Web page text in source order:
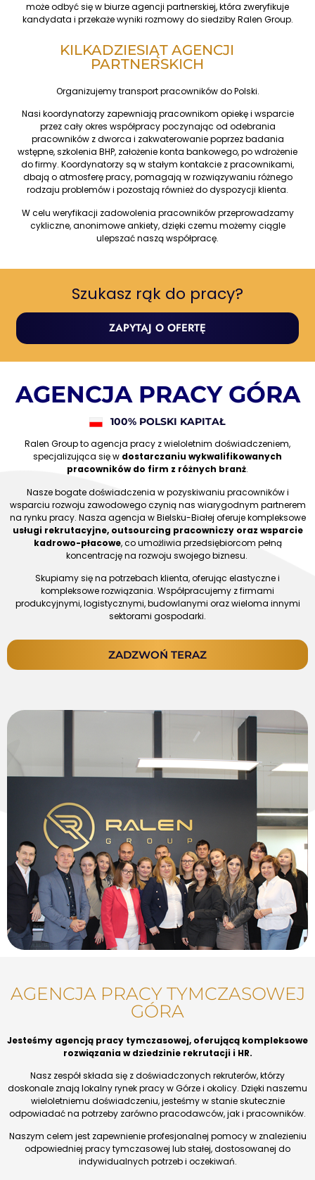
może odbyć się w biurze agencji partnerskiej, która zweryfikuje
kandydata i przekaże wyniki rozmowy do siedziby Ralen Group.
KILKADZIESIĄT AGENCJI
PARTNERSKICH
Organizujemy transport pracowników do Polski.
Nasi koordynatorzy zapewniają pracownikom opiekę i wsparcie
przez cały okres współpracy poczynając od odebrania
pracowników z dworca i zakwaterowanie poprzez badania
wstępne, szkolenia BHP, założenie konta bankowego, po wdrożenie
do firmy. Koordynatorzy są w stałym kontakcie z pracownikami,
dbają o atmosferę pracy, pomagają w rozwiązywaniu różnego
rodzaju problemów i pozostają również do dyspozycji klienta.
W celu weryfikacji zadowolenia pracowników przeprowadzamy
cykliczne, anonimowe ankiety, dzięki czemu możemy ciągle
ulepszać naszą współpracę.
Szukasz rąk do pracy?
ZAPYTAJ O OFERTĘ
AGENCJA PRACY GÓRA
100% POLSKI KAPITAŁ
Ralen Group to agencja pracy z wieloletnim doświadczeniem,
specjalizująca się w dostarczaniu wykwalifikowanych
pracowników do firm z różnych branż.
Nasze bogate doświadczenia w pozyskiwaniu pracowników i
wsparciu rozwoju zawodowego czynią nas wiarygodnym partnerem
na rynku pracy. Nasza agencja w Bielsku-Białej oferuje kompleksowe
usługi rekrutacyjne, outsourcing pracowniczy oraz wsparcie
kadrowo-płacowe, co umożliwia przedsiębiorcom pełną
koncentrację na rozwoju swojego biznesu.
Skupiamy się na potrzebach klienta, oferując elastyczne i
kompleksowe rozwiązania. Współpracujemy z firmami
produkcyjnymi, logistycznymi, budowlanymi oraz wieloma innymi
sektorami gospodarki.
ZADZWOŃ TERAZ
AGENCJA PRACY TYMCZASOWEJ
GÓRA
Jesteśmy agencją pracy tymczasowej, oferującą kompleksowe
rozwiązania w dziedzinie rekrutacji i HR.
Nasz zespół składa się z doświadczonych rekruterów, którzy
doskonale znają lokalny rynek pracy w Górze i okolicy. Dzięki naszemu
wieloletniemu doświadczeniu, jesteśmy w stanie skutecznie
odpowiadać na potrzeby zarówno pracodawców, jak i pracowników.
Naszym celem jest zapewnienie profesjonalnej pomocy w znalezieniu
odpowiedniej pracy tymczasowej lub stałej, dostosowanej do
indywidualnych potrzeb i oczekiwań.